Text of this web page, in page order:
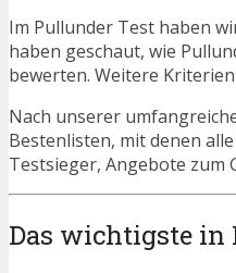
Im Pullunder Test haben
haben geschaut, wie
bewerten. Weitere
Nach unserer
Bestenlisten, mit denen
Testsieger, Angebote zum
Das wichtigste in